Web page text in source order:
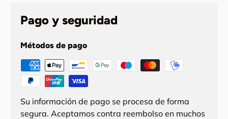
Pago y seguridad
Métodos de pago
Su información de pago se procesa de forma
segura. Aceptamos contra reembolso en muchos